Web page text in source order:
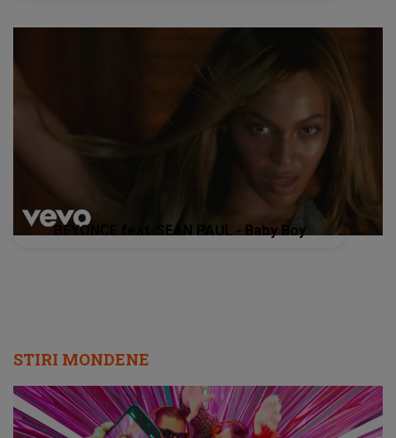
BEYONCE feat. SEAN PAUL - Baby Boy
STIRI MONDENE